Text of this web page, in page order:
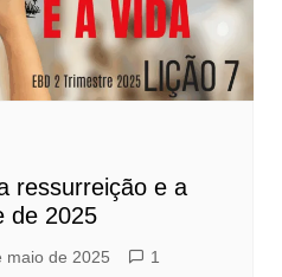
ressurreição e a
de 2025
maio de 2025 1